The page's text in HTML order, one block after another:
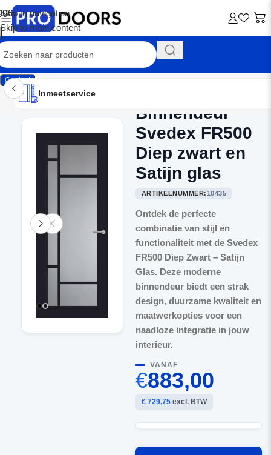
Skip to navigation
Skip to main content
Contact
Inmeetservice
Montageservice
Advies op maat
Showroom
Inmeetservice
Binnendeur
Svedex FR500
Diep zwart en
Satijn glas
ARTIKELNUMMER:10435
Ontdek de perfecte
combinatie van stijl en
functionaliteit met de Svedex
FR500 Diep Zwart – Satijn
Glas. Deze moderne
binnendeur biedt een strak
design, duurzame kwaliteit en
maatwerkopties voor een
naadloze integratie in jouw
interieur.
VANAF
€883,00
€ 729,75excl. BTW